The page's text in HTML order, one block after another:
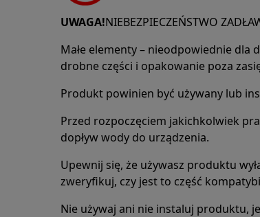
UWAGA!NIEBEZPIECZEŃSTWO
Małe elementy – nieodpowiednie dla
drobne części i opakowanie poza
Produkt powinien być używany lub
Przed rozpoczęciem jakichkolwiek
dopływ wody do urządzenia.
Upewnij się, że używasz produktu
zweryfikuj, czy jest to część
Nie używaj ani nie instaluj produktu,